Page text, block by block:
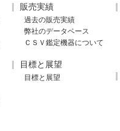
販売実績
過去の販売実績
弊社のデータベース
ＣＳＶ鑑定機器について
目標と展望
目標と展望